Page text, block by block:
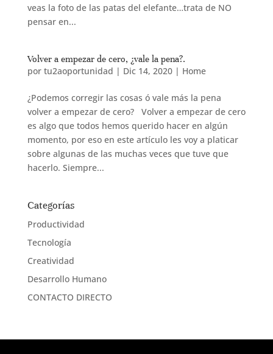
veas la foto de las patas del elefante…trata de NO
pensar en...
Volver a empezar de cero, ¿vale la pena?.
por tu2aoportunidad | Dic 14, 2020| Home
¿Podemos corregir las cosas ó vale más la pena
volver a empezar de cero? Volver a empezar de cero
es algo que todos hemos querido hacer en algún
momento, por eso en este artículo les voy a platicar
sobre algunas de las muchas veces que tuve que
hacerlo. Siempre...
Categorías
Productividad
Tecnología
Creatividad
Desarrollo Humano
CONTACTO DIRECTO